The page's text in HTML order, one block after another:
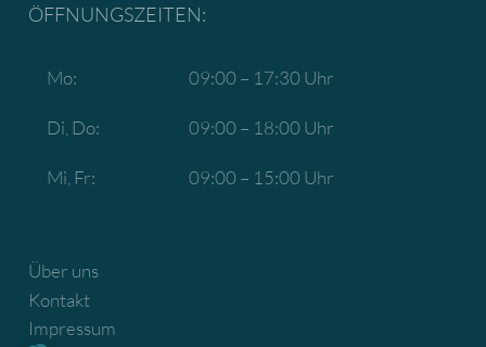
ÖFFNUNGSZEITEN:
Mo: 09:00 – 17:30 Uhr
Di, Do: 09:00 – 18:00 Uhr
Mi, Fr: 09:00 – 15:00 Uhr
Über uns
Kontakt
Impressum